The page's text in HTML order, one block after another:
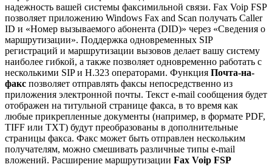
надежность вашей системы факсимильной связи. Fax Voip FSP
позволяет приложению Windows Fax and Scan получать Caller
ID и «Номер вызываемого абонента (DID)» через «Сведения о
маршрутизации». Поддержка одновременных SIP
регистраций и маршрутизации вызовов делает вашу систему
наиболее гибкой, а также позволяет одновременно работать с
несколькими SIP и H.323 операторами. Функция Почта-на-
факс позволяет отправлять факсы непосредственно из
приложения электронной почты. Текст e-mail сообщения будет
отображен на титульной странице факса, в то время как
любые прикрепленные документы (например, в формате PDF,
TIFF или TXT) будут преобразованы в дополнительные
страницы факса. Факс может быть отправлен нескольким
получателям, можно смешивать различные типы e-mail
вложений. Расширение маршрутизации Fax Voip FSP